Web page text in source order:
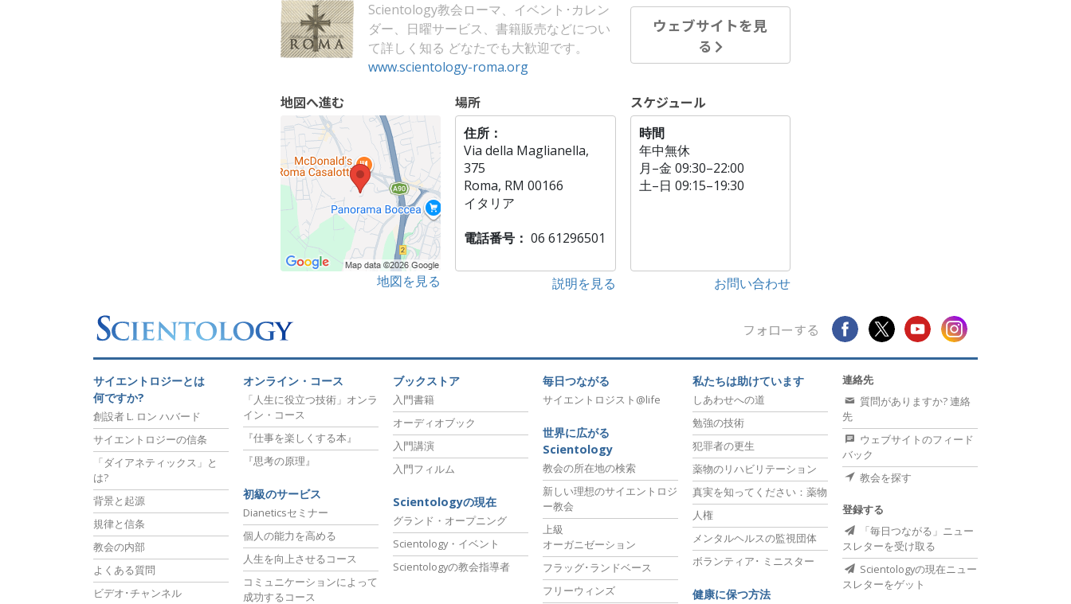
Scientology教会ローマ、イベント･カレン
ダー、日曜サービス、書籍販売などについ
て詳しく知る どなたでも大歓迎です。
www.scientology-roma.org
ウェブサイトを見
る
地図へ進む
地図を見る
場所
住所：
Via della Maglianella,
375
Roma, RM 00166
イタリア
電話番号： 06 61296501
説明を見る
スケジュール
時間
年中無休
月–金 09:30–22:00
土–日 09:15–19:30
お問い合わせ
フォローする
サイエントロジーとは
何ですか?
創設者 L. ロン ハバード
サイエントロジーの信条
「ダイアネティックス」と
は?
背景と起源
規律と信条
教会の内部
よくある質問
ビデオ･チャンネル
オンライン・コース
「人生に役立つ技術」オンラ
イン・コース
『仕事を楽しくする本』
『思考の原理』
初級のサービス
Dianeticsセミナー
個人の能力を高める
人生を向上させるコース
コミュニケーションによって
成功するコース
ブックストア
入門書籍
オーディオブック
入門講演
入門フィルム
Scientologyの現在
グランド・オープニング
Scientology・イベント
Scientologyの教会指導者
毎日つながる
サイエントロジスト@life
世界に広がる
Scientology
教会の所在地の検索
新しい理想のサイエントロジ
ー教会
上級
オーガニゼーション
フラッグ･ランドベース
フリーウィンズ
私たちは助けています
しあわせへの道
勉強の技術
犯罪者の更生
薬物のリハビリテーション
真実を知ってください：薬物
人権
メンタルヘルスの監視団体
ボランティア･ ミニスター
健康に保つ方法
連絡先
質問がありますか? 連絡
先
ウェブサイトのフィード
バック
教会を探す
登録する
「毎日つながる」ニュー
スレターを受け取る
Scientologyの現在ニュー
スレターをゲット